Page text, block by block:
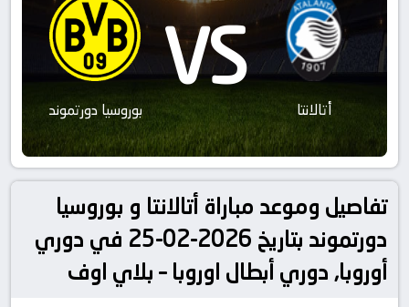
أتالانتا VS بوروسيا دورتموند
تفاصيل وموعد مباراة أتالانتا و بوروسيا
دورتموند بتاريخ 2026-02-25 في دوري
أوروبا, دوري أبطال اوروبا – بلاي اوف